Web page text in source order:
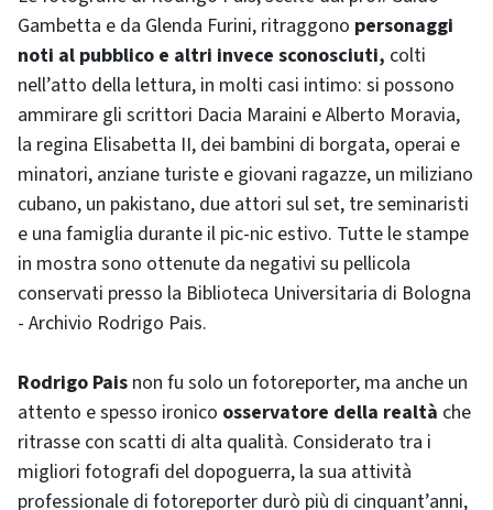
Gambetta e da Glenda Furini, ritraggono personaggi
noti al pubblico e altri invece sconosciuti, colti
nell’atto della lettura, in molti casi intimo: si possono
ammirare gli scrittori Dacia Maraini e Alberto Moravia,
la regina Elisabetta II, dei bambini di borgata, operai e
minatori, anziane turiste e giovani ragazze, un miliziano
cubano, un pakistano, due attori sul set, tre seminaristi
e una famiglia durante il pic-nic estivo. Tutte le stampe
in mostra sono ottenute da negativi su pellicola
conservati presso la Biblioteca Universitaria di Bologna
- Archivio Rodrigo Pais.
Rodrigo Pais non fu solo un fotoreporter, ma anche un
attento e spesso ironico osservatore della realtà che
ritrasse con scatti di alta qualità. Considerato tra i
migliori fotografi del dopoguerra, la sua attività
professionale di fotoreporter durò più di cinquant’anni,